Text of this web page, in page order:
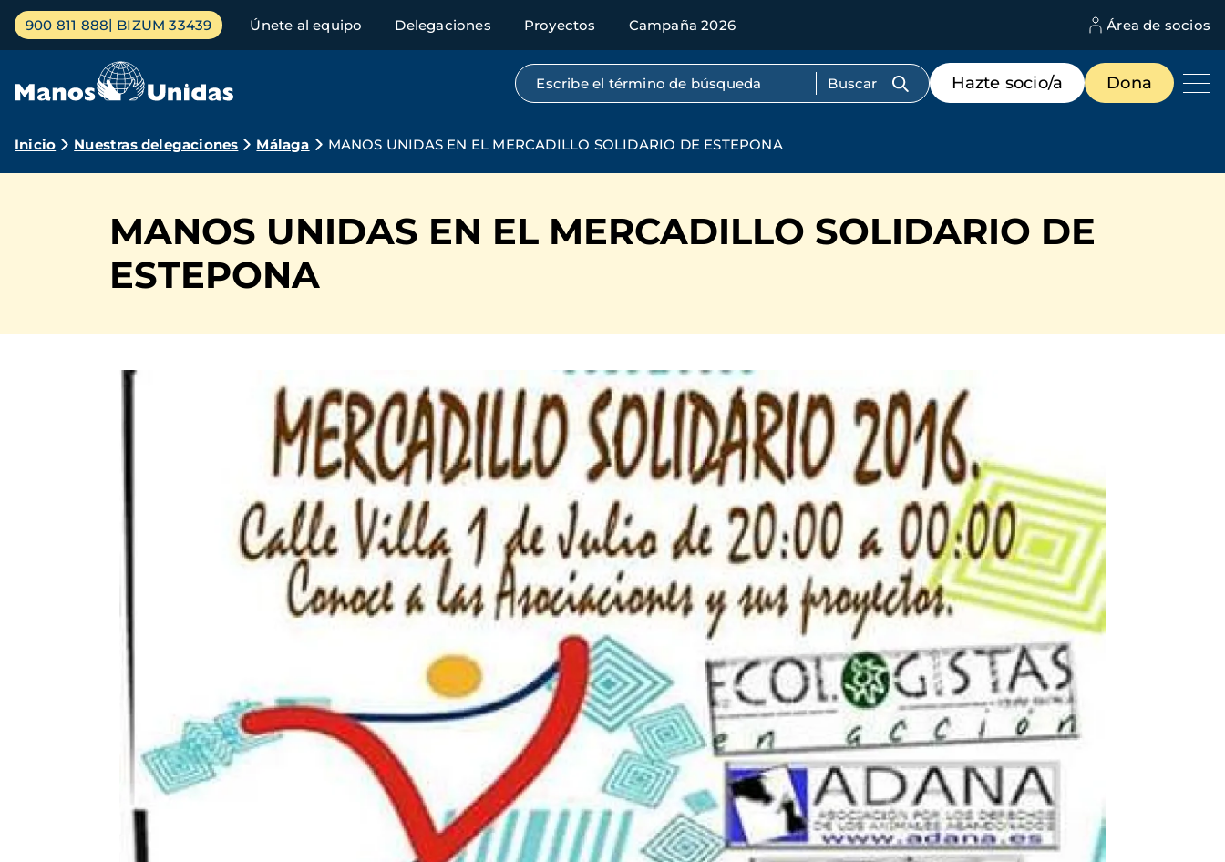
Pasar
contenido
Menú
principal
900 811 888 BIZUM 33439 Únete al equipo Delegaciones Proyectos Campaña 2026 Área de socios
Búsqueda por texto completo
Menú
de
destacados
Hazte socio/a Dona
Ruta
navegación
Inicio Nuestras delegaciones Málaga MANOS UNIDAS EN EL MERCADILLO SOLIDARIO DE ESTEPONA
MANOS UNIDAS EN EL MERCADILLO SOLIDARIO DE
ESTEPONA